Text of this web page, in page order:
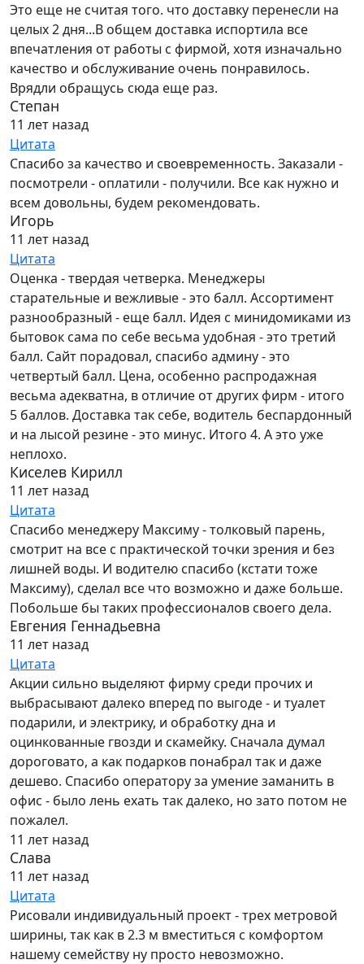
Это еще не считая того. что доставку перенесли на
целых 2 дня...В общем доставка испортила все
впечатления от работы с фирмой, хотя изначально
качество и обслуживание очень понравилось.
Врядли обращусь сюда еще раз.
Степан
11 лет назад
Цитата
Спасибо за качество и своевременность. Заказали -
посмотрели - оплатили - получили. Все как нужно и
всем довольны, будем рекомендовать.
Игорь
11 лет назад
Цитата
Оценка - твердая четверка. Менеджеры
старательные и вежливые - это балл. Ассортимент
разнообразный - еще балл. Идея с минидомиками из
бытовок сама по себе весьма удобная - это третий
балл. Сайт порадовал, спасибо админу - это
четвертый балл. Цена, особенно распродажная
весьма адекватна, в отличие от других фирм - итого
5 баллов. Доставка так себе, водитель беспардонный
и на лысой резине - это минус. Итого 4. А это уже
неплохо.
Киселев Кирилл
11 лет назад
Цитата
Спасибо менеджеру Максиму - толковый парень,
смотрит на все с практической точки зрения и без
лишней воды. И водителю спасибо (кстати тоже
Максиму), сделал все что возможно и даже больше.
Побольше бы таких профессионалов своего дела.
Евгения Геннадьевна
11 лет назад
Цитата
Акции сильно выделяют фирму среди прочих и
выбрасывают далеко вперед по выгоде - и туалет
подарили, и электрику, и обработку дна и
оцинкованные гвозди и скамейку. Сначала думал
дороговато, а как подарков понабрал так и даже
дешево. Спасибо оператору за умение заманить в
офис - было лень ехать так далеко, но зато потом не
пожалел.
11 лет назад
Слава
11 лет назад
Цитата
Рисовали индивидуальный проект - трех метровой
ширины, так как в 2.3 м вместиться с комфортом
нашему семейству ну просто невозможно.